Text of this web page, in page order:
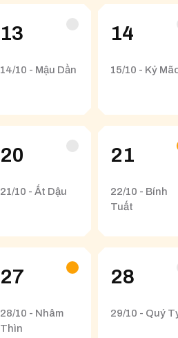
13
14/10 - Mậu Dần
14
15/10 - Kỷ
20
21/10 - Ất Dậu
21
22/10 - Bính
Tuất
27
28/10 - Nhâm
Thìn
28
29/10 - Quý